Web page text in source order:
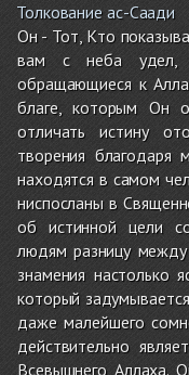
Толкование ас-Саади
Он - Тот, Кто
вам с неба удел,
обращающиеся к
благе, которым Он
отличать истину
творения благодаря
находятся в самом
ниспосланы в
об истинной цели
людям разницу
знамения настолько
который
даже малейшего
действительно
Всевышнего Аллаха.